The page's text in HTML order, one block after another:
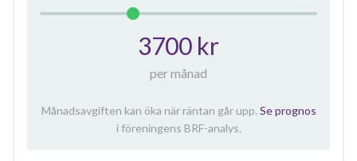
3700 kr
per månad
Månadsavgiften kan öka när räntan går upp. Se prognos
i föreningens BRF-analys.